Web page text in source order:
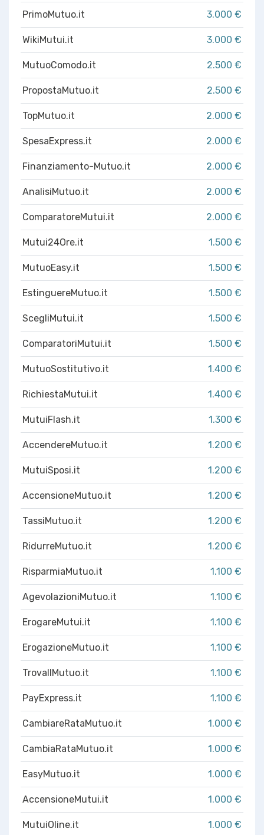
PrimoMutuo.it 3.000 €
WikiMutui.it 3.000 €
MutuoComodo.it 2.500 €
PropostaMutuo.it 2.500 €
TopMutuo.it 2.000 €
SpesaExpress.it 2.000 €
Finanziamento-Mutuo.it 2.000 €
AnalisiMutuo.it 2.000 €
ComparatoreMutui.it 2.000 €
Mutui24Ore.it 1.500 €
MutuoEasy.it 1.500 €
EstinguereMutuo.it 1.500 €
ScegliMutui.it 1.500 €
ComparatoriMutui.it 1.500 €
MutuoSostitutivo.it 1.400 €
RichiestaMutui.it 1.400 €
MutuiFlash.it 1.300 €
AccendereMutuo.it 1.200 €
MutuiSposi.it 1.200 €
AccensioneMutuo.it 1.200 €
TassiMutuo.it 1.200 €
RidurreMutuo.it 1.200 €
RisparmiaMutuo.it 1.100 €
AgevolazioniMutuo.it 1.100 €
ErogareMutui.it 1.100 €
ErogazioneMutuo.it 1.100 €
TrovaIlMutuo.it 1.100 €
PayExpress.it 1.100 €
CambiareRataMutuo.it 1.000 €
CambiaRataMutuo.it 1.000 €
EasyMutuo.it 1.000 €
AccensioneMutui.it 1.000 €
MutuiOline.it 1.000 €